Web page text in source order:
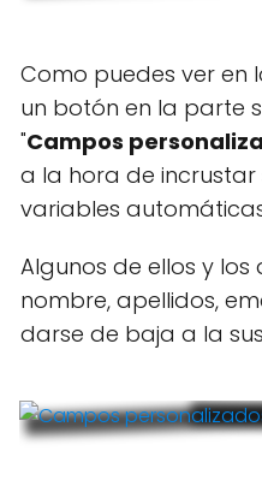
Como puedes ver en
un botón en la parte
"Campos
a la hora de
variables
Algunos de ellos y los
nombre, apellidos,
darse de baja a la